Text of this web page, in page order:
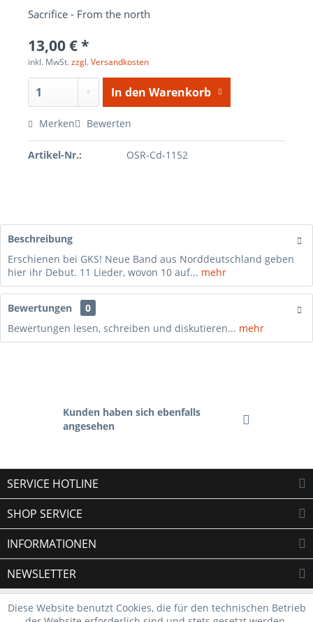
Sacrifice - From the north
13,00 € *
inkl. MwSt.zzgl. Versandkosten
In den Warenkorb
Merken Bewerten
Artikel-Nr.: OSR-Cd-1152
Beschreibung
Erschienen bei GKS! Neue Band aus Norddeutschland geben
hier ihr Debut. 11 Lieder, wovon 10 auf... mehr
Bewertungen
0
Bewertungen lesen, schreiben und diskutieren... mehr
Kunden haben sich ebenfalls
angesehen
SERVICE HOTLINE
SHOP SERVICE
INFORMATIONEN
NEWSLETTER
Diese Website benutzt Cookies, die für den technischen Betrieb